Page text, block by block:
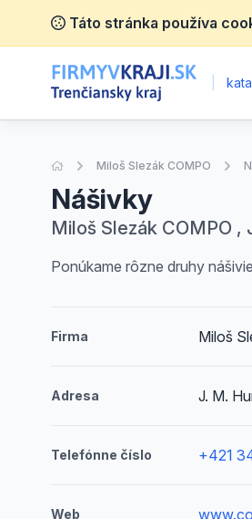
Táto stránka používa
Úvodná stránka
Miloš Slezák COMPO
Nášivky
Miloš Slezák COMPO ,
Ponúkame rôzne druhy
Firma Miloš
Adresa J. M.
Telefónne číslo +421
Web